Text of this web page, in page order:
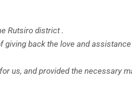
Rutsiro district .
giving back the love and
us, and provided the necessary